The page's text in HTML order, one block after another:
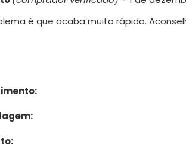
é que acaba muito rápido.